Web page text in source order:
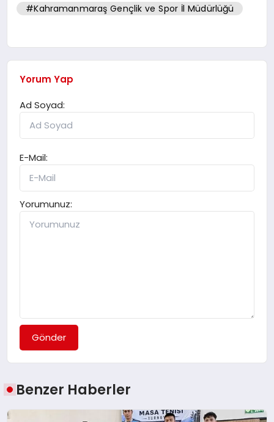
#Kahramanmaraş Gençlik ve Spor İl Müdürlüğü
Yorum Yap
Ad Soyad:
E-Mail:
Yorumunuz:
Gönder
Benzer Haberler